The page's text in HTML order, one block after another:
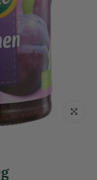
Click